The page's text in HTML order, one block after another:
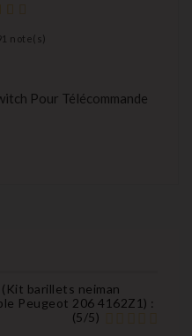
note(s)
Pour Télécommande
Kit barillets neiman
Peugeot 206 4162Z1) :
(5/5)